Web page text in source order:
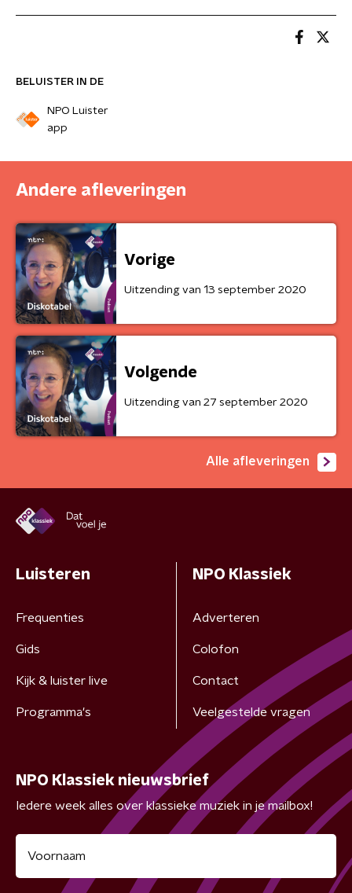
BELUISTER IN DE
NPO Luister
app
Andere afleveringen
Vorige
Uitzending van 13 september 2020
Volgende
Uitzending van 27 september 2020
Alle afleveringen
Luisteren
Frequenties
Gids
Kijk & luister live
Programma's
NPO Klassiek
Adverteren
Colofon
Contact
Veelgestelde vragen
NPO Klassiek nieuwsbrief
Iedere week alles over klassieke muziek in je mailbox!